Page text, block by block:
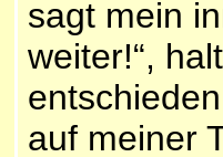
sagt mein
weiter!“,
auf meiner